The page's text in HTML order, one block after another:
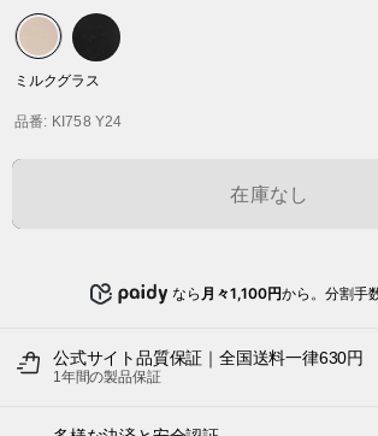
ミルクグラス
品番: KI758 Y24
在庫なし
なら 月々1,100円から。分割手
公式サイト品質保証｜全国送料一律630円
1年間の製品保証